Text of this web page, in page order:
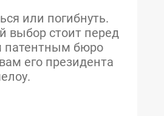
или погибнуть.
выбор стоит перед
патентным бюро
его президента